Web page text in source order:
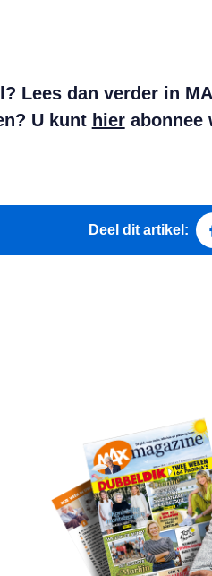
Lees dan verder in
U kunt hierabonnee
Deel dit artikel: